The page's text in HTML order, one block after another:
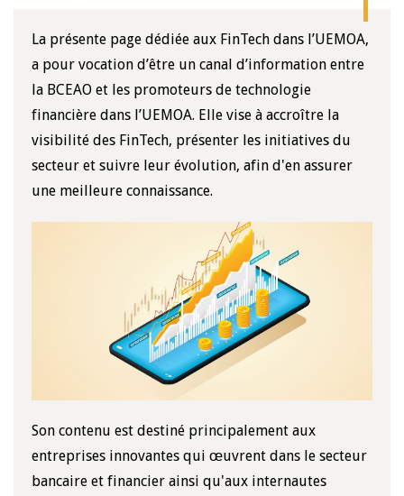
La présente page dédiée aux FinTech dans l’UEMOA,
a pour vocation d’être un canal d’information entre
la BCEAO et les promoteurs de technologie
financière dans l’UEMOA. Elle vise à accroître la
visibilité des FinTech, présenter les initiatives du
secteur et suivre leur évolution, afin d'en assurer
une meilleure connaissance.
Son contenu est destiné principalement aux
entreprises innovantes qui œuvrent dans le secteur
bancaire et financier ainsi qu'aux internautes